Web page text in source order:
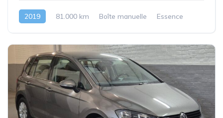
2019 81.000 km Boîte manuelle Essence